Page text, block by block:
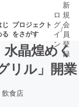
じ
る
プロジェクト
をさがす
が近いプ
ト
ロ
グ
イ
ン
/
新
規
会
員
登
録
晶煌めく
リル」開業
飲食店